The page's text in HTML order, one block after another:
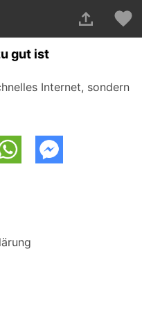
gut ist
Internet, sondern